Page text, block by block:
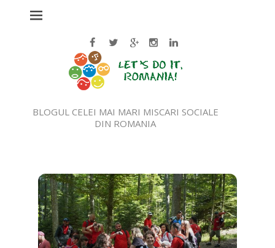
BLOGUL CELEI MAI MARI MISCARI SOCIALE
DIN ROMANIA